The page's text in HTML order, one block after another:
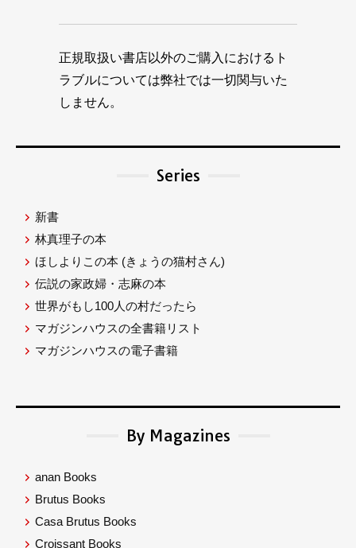
正規取扱い書店以外のご購入におけるト
ラブルについては弊社では一切関与いた
しません。
Series
新書
林真理子の本
ほしよりこの本 (きょうの猫村さん)
伝説の家政婦・志麻の本
世界がもし100人の村だったら
マガジンハウスの全書籍リスト
マガジンハウスの電子書籍
By Magazines
anan Books
Brutus Books
Casa Brutus Books
Croissant Books